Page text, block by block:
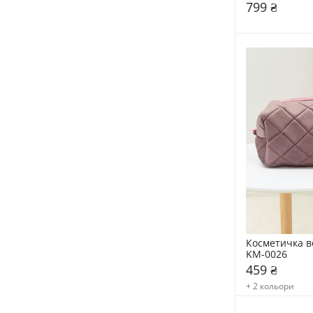
799 ₴
Косметичка
KM-0026
459 ₴
+ 2 кольори